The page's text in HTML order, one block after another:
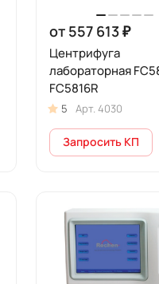
от 557 613 ₽
Центрифуга
лабораторная
FC5816R
5 Арт. 4030
Запросить КП